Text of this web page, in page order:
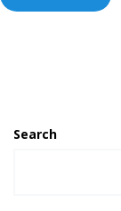
Search